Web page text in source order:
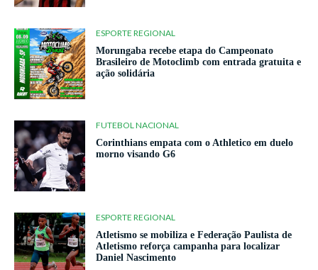
ESPORTE REGIONAL
Morungaba recebe etapa do Campeonato
Brasileiro de Motoclimb com entrada gratuita e
ação solidária
FUTEBOL NACIONAL
Corinthians empata com o Athletico em duelo
morno visando G6
ESPORTE REGIONAL
Atletismo se mobiliza e Federação Paulista de
Atletismo reforça campanha para localizar
Daniel Nascimento